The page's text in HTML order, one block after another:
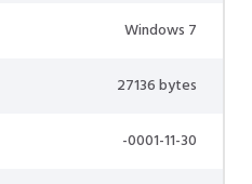
Windows 7
27136 bytes
-0001-11-30